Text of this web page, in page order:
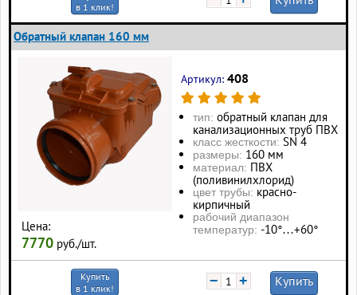
в 1 клик!
Обратный клапан 160 мм
Цена:
7770 руб./шт.
Артикул: 408
тип: обратный клапан для
канализационных труб ПВХ
класс жесткости: SN 4
размеры: 160 мм
материал: ПВХ
(поливинилхлорид)
цвет трубы: красно-
кирпичный
рабочий диапазон
температур: -10°…+60°
Купить
в 1 клик!
− + Купить